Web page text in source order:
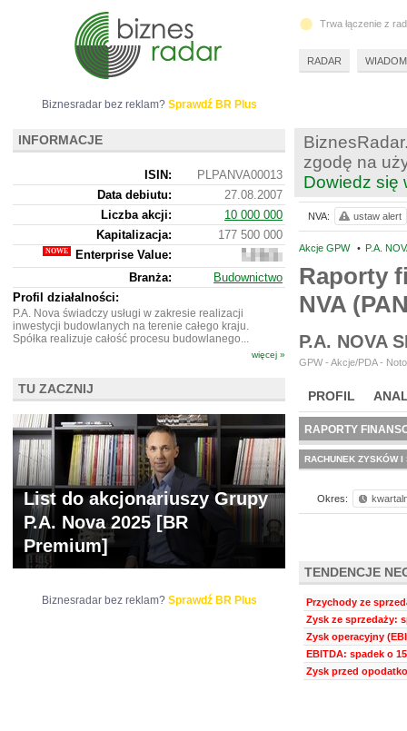
zgodę na
Dowiedz się
Akcje GPW • P.A.
Raporty
NVA
P.A. NOVA
GPW - Akcje/PDA -
PROFIL
WYCENA BR
RAPORTY
RACHUNEK ZYSKÓW I
Okres:
TENDENCJE
Przychody ze
Zysk ze sprzedaży:
Zysk operacyjny
EBITDA: spadek o
Zysk przed
NVA: ustaw alert
Biznesradar bez reklam? Sprawdź BR Plus
INFORMACJE
ISIN:
PLPANVA00013
Data debiutu:
27.08.2007
Liczba akcji:
10 000 000
Kapitalizacja:
177 500 000
Enterprise Value:
483
230
000
Branża:
Budownictwo
Profil działalności:
P.A. Nova świadczy usługi w zakresie realizacji
inwestycji budowlanych na terenie całego kraju.
Spółka realizuje całość procesu budowlanego...
więcej »
TU ZACZNIJ
List do akcjonariuszy Grupy
P.A. Nova 2025 [BR
Premium]
Biznesradar bez reklam? Sprawdź BR Plus
Trwa łączenie z
RADAR